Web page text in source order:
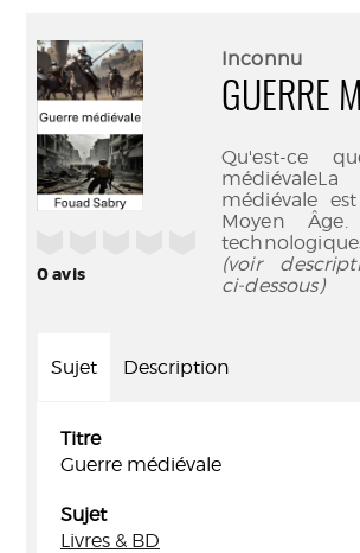
0avis
Inconnu
GUERRE
Qu'est-ce
médiévale
Moyen
(voir
ci-dessous)
Sujet Description
Titre
Guerre médiévale
Sujet
Livres & BD